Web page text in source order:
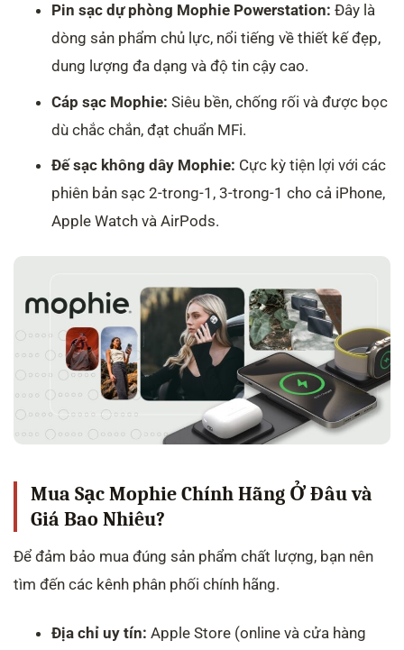
Pin sạc dự phòng Mophie Powerstation: Đây là
dòng sản phẩm chủ lực, nổi tiếng về thiết kế đẹp,
dung lượng đa dạng và độ tin cậy cao.
Cáp sạc Mophie: Siêu bền, chống rối và được bọc
dù chắc chắn, đạt chuẩn MFi.
Đế sạc không dây Mophie: Cực kỳ tiện lợi với các
phiên bản sạc 2-trong-1, 3-trong-1 cho cả iPhone,
Apple Watch và AirPods.
Mua Sạc Mophie Chính Hãng Ở Đâu và
Giá Bao Nhiêu?
Để đảm bảo mua đúng sản phẩm chất lượng, bạn nên
tìm đến các kênh phân phối chính hãng.
Địa chỉ uy tín: Apple Store (online và cửa hàng